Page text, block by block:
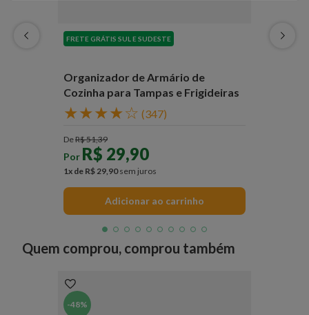
FRETE GRÁTIS SUL E SUDESTE
Organizador de Armário de
Cozinha para Tampas e Frigideiras
★★★★☆ (347)
DeR$51,39
Por R$ 29,90
1x de R$ 29 90sem juros
Adicionar ao carrinho
Quem comprou, comprou também
-48%